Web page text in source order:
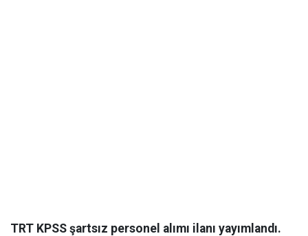
TRT KPSS şartsız personel alımı ilanı yayımlandı.